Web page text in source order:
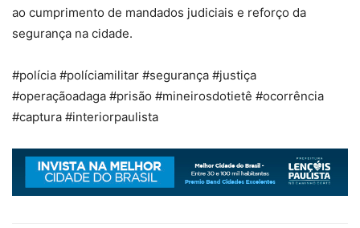
ao cumprimento de mandados judiciais e reforço da
segurança na cidade.
#polícia #políciamilitar #segurança #justiça
#operaçãoadaga #prisão #mineirosdotietê #ocorrência
#captura #interiorpaulista